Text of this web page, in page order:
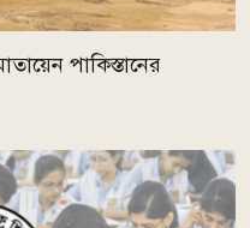
পাকিস্তানের